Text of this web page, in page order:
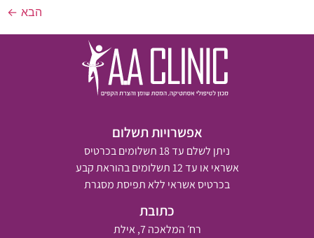
הבא ←
אפשרויות תשלום
ניתן לשלם עד 18 תשלומים בכרטיס
אשראי או עד 12 תשלומים בהוראת קבע
בכרטיס אשראי ללא תפיסת מסגרת
כתובת
רח׳ המלאכה 7, אילת